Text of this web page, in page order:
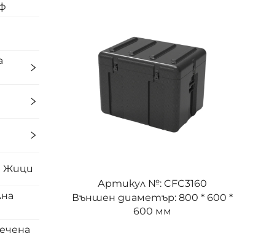
Жици
Артикул №: CFC3160
Външен диаметър: 800 * 600 *
600 мм